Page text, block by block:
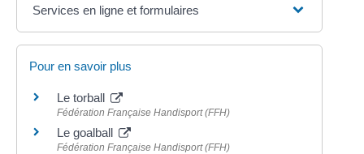
Services en ligne et formulaires
Pour en savoir plus
Le torball
Fédération Française Handisport (FFH)
Le goalball
Fédération Française Handisport (FFH)